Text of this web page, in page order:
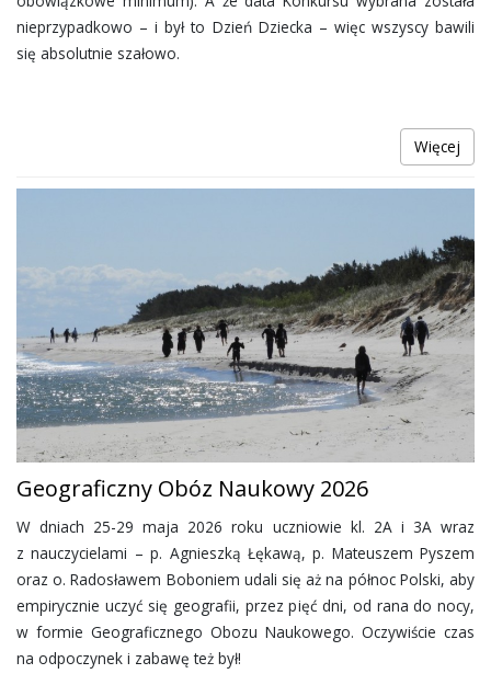
nieprzypadkowo – i był to Dzień Dziecka – więc wszyscy bawili
się absolutnie szałowo.
Więcej
Geograficzny Obóz Naukowy 2026
W dniach 25-29 maja 2026 roku uczniowie kl. 2A i 3A wraz
z nauczycielami – p. Agnieszką Łękawą, p. Mateuszem Pyszem
oraz o. Radosławem Boboniem udali się aż na północ Polski, aby
empirycznie uczyć się geografii, przez pięć dni, od rana do nocy,
w formie Geograficznego Obozu Naukowego. Oczywiście czas
na odpoczynek i zabawę też był!